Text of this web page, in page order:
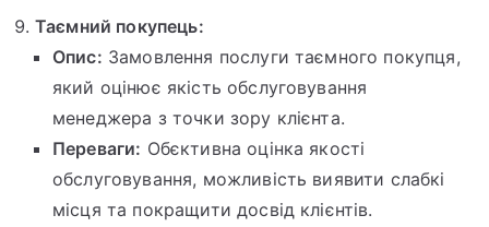
Таємний покупець:
Опис: Замовлення послуги таємного покупця,
який оцінює якість обслуговування
менеджера з точки зору клієнта.
Переваги: Обєктивна оцінка якості
обслуговування, можливість виявити слабкі
місця та покращити досвід клієнтів.